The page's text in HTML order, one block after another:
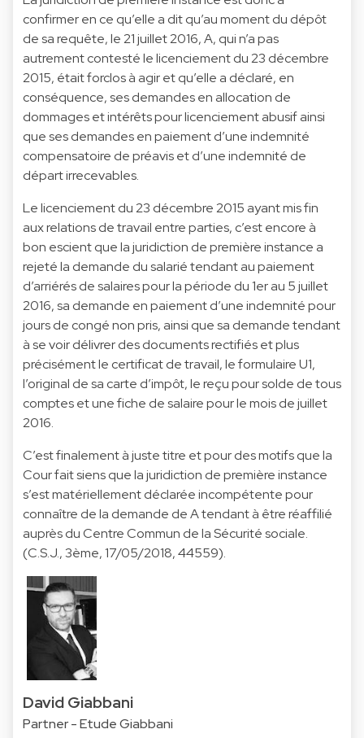
confirmer en ce qu’elle a dit qu’au moment du dépôt
de sa requête, le 21 juillet 2016, A, qui n’a pas
autrement contesté le licenciement du 23 décembre
2015, était forclos à agir et qu’elle a déclaré, en
conséquence, ses demandes en allocation de
dommages et intérêts pour licenciement abusif ainsi
que ses demandes en paiement d’une indemnité
compensatoire de préavis et d’une indemnité de
départ irrecevables.
Le licenciement du 23 décembre 2015 ayant mis fin
aux relations de travail entre parties, c’est encore à
bon escient que la juridiction de première instance a
rejeté la demande du salarié tendant au paiement
d’arriérés de salaires pour la période du 1er au 5 juillet
2016, sa demande en paiement d’une indemnité pour
jours de congé non pris, ainsi que sa demande tendant
à se voir délivrer des documents rectifiés et plus
précisément le certificat de travail, le formulaire U1,
l’original de sa carte d’impôt, le reçu pour solde de tous
comptes et une fiche de salaire pour le mois de juillet
2016.
C’est finalement à juste titre et pour des motifs que la
Cour fait siens que la juridiction de première instance
s’est matériellement déclarée incompétente pour
connaître de la demande de A tendant à être réaffilié
auprès du Centre Commun de la Sécurité sociale.
(C.S.J., 3ème, 17/05/2018, 44559).
David Giabbani
Partner - Etude Giabbani